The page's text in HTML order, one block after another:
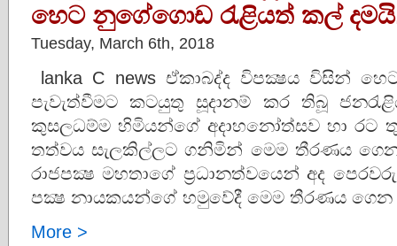
හෙට නුගේගොඩ රැළියත් කල්
Tuesday, March 6th, 2018
lanka C news ඒකාබද්ද විපක්‍ෂය විසින්
පැවැත්වීමට කටයුතු සූදානම් කර තිබූ
කුසලධම්ම හිමියන්ගේ අදාහනෝත්සව හා රට
තත්වය සැලකිල්ලට ගනිමින් මෙම තීරණය
රාජපක්‍ෂ මහතාගේ ප‍්‍රධානත්වයෙන් අද
පක්‍ෂ නායකයන්ගේ හමුවේදී මෙම තීරණය
More >